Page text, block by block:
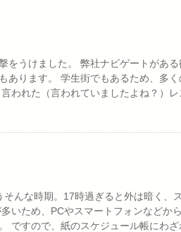
うけました。 弊社ナビゲートがある
あります。 学生街でもあるため、多
われた（言われていましたよね？）
んな時期。17時過ぎると外は暗く、
いため、PCやスマートフォンなどか
ですので、紙のスケジュール帳にわ